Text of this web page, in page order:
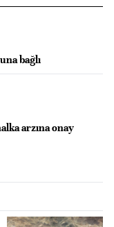
bağlı
arzına onay